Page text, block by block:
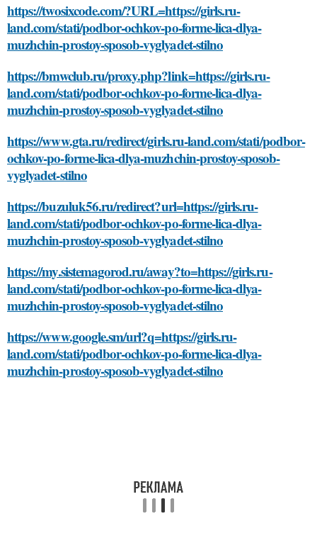
https://twosixcode.com/?URL=https://girls.ru-
land.com/stati/podbor-ochkov-po-forme-lica-dlya-
muzhchin-prostoy-sposob-vyglyadet-stilno
https://bmwclub.ru/proxy.php?link=https://girls.ru-
land.com/stati/podbor-ochkov-po-forme-lica-dlya-
muzhchin-prostoy-sposob-vyglyadet-stilno
https://www.gta.ru/redirect/girls.ru-land.com/stati/podbor-
ochkov-po-forme-lica-dlya-muzhchin-prostoy-sposob-
vyglyadet-stilno
https://buzuluk56.ru/redirect?url=https://girls.ru-
land.com/stati/podbor-ochkov-po-forme-lica-dlya-
muzhchin-prostoy-sposob-vyglyadet-stilno
https://my.sistemagorod.ru/away?to=https://girls.ru-
land.com/stati/podbor-ochkov-po-forme-lica-dlya-
muzhchin-prostoy-sposob-vyglyadet-stilno
https://www.google.sm/url?q=https://girls.ru-
land.com/stati/podbor-ochkov-po-forme-lica-dlya-
muzhchin-prostoy-sposob-vyglyadet-stilno